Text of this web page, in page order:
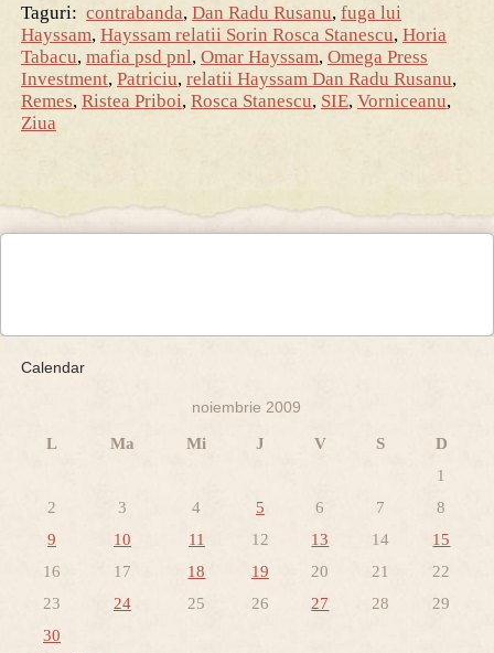
Taguri: contrabanda, Dan Radu Rusanu, fuga lui
Hayssam, Hayssam relatii Sorin Rosca Stanescu, Horia
Tabacu, mafia psd pnl, Omar Hayssam, Omega Press
Investment, Patriciu, relatii Hayssam Dan Radu Rusanu,
Remes, Ristea Priboi, Rosca Stanescu, SIE, Vorniceanu,
Ziua
Calendar
noiembrie 2009
L Ma Mi J V S
D
1
2
3 4 5 6 7
8
9
10 11 12 13 14
15
16
17 18 19 20 21
22
23
24 25 26 27 28
29
30